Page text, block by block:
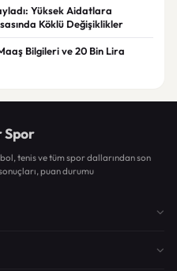
Yüksek Aidatlara
Köklü Değişiklikler
Bilgileri ve 20 Bin Lira
Spor
tenis ve tüm spor dallarından son
puan durumu